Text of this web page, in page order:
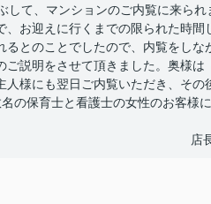
して、マンションのご内覧に来られ
お迎えに行くまでの限られた時間
とのことでしたので、内覧をしな
説明をさせて頂きました。奥様は
様にも翌日ご内覧いただき、その
の保育士と看護士の女性のお客様
店